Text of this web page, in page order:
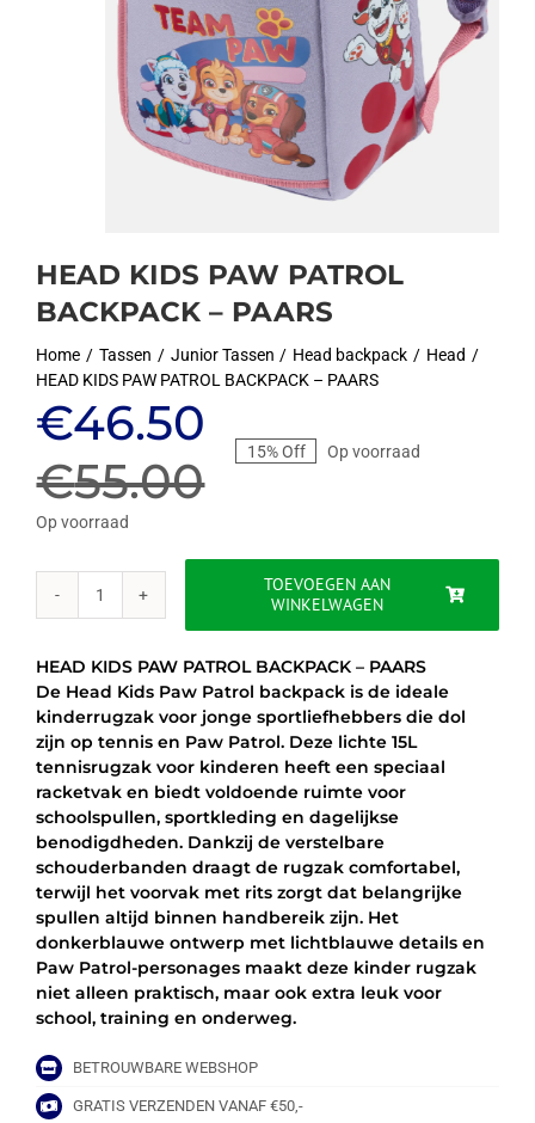
HEAD KIDS PAW PATROL
BACKPACK – PAARS
Home Tassen Junior Tassen Head backpack
Head
HEAD KIDS PAW PATROL BACKPACK – PAARS
€55.00
Oorspronkelijke
prijs
was:
€55.00.
€46.50
Huidige
prijs
is:
€46.50.
15% Off Op voorraad
Op voorraad
HEAD
PATROL
aantal
TOEVOEGEN AAN
WINKELWAGEN
HEAD KIDS PAW PATROL BACKPACK – PAARS
De Head Kids Paw Patrol backpack is de ideale
kinderrugzak voor jonge sportliefhebbers die dol
zijn op tennis en Paw Patrol. Deze lichte 15L
tennisrugzak voor kinderen heeft een speciaal
racketvak en biedt voldoende ruimte voor
schoolspullen, sportkleding en dagelijkse
benodigdheden. Dankzij de verstelbare
schouderbanden draagt de rugzak comfortabel,
terwijl het voorvak met rits zorgt dat belangrijke
spullen altijd binnen handbereik zijn. Het
donkerblauwe ontwerp met lichtblauwe details en
Paw Patrol-personages maakt deze kinder rugzak
niet alleen praktisch, maar ook extra leuk voor
school, training en onderweg.
BETROUWBARE WEBSHOP
GRATIS VERZENDEN VANAF €50,-